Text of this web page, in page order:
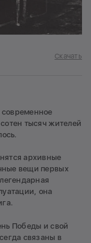
Скачать
тысяч жителей
архивные
вещи первых
она
Победы и свой
связаны в